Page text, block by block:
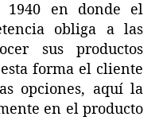
en donde el
obliga a las
sus productos
forma el cliente
opciones, aquí la
en el producto